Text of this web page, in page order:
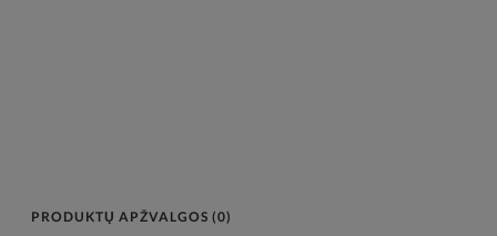
PRODUKTŲ APŽVALGOS (0)